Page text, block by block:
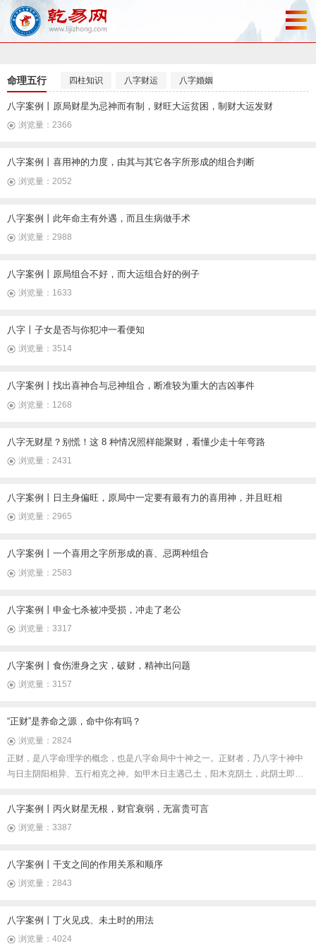
命理五行 四柱知识 八字财运 八字婚姻
八字案例丨原局财星为忌神而有制，财旺大运贫困，制财大运发财
浏览量：2366
八字案例丨喜用神的力度，由其与其它各字所形成的组合判断
浏览量：2052
八字案例丨此年命主有外遇，而且生病做手术
浏览量：2988
八字案例丨原局组合不好，而大运组合好的例子
浏览量：1633
八字丨子女是否与你犯冲一看便知
浏览量：3514
八字案例丨找出喜神合与忌神组合，断准较为重大的吉凶事件
浏览量：1268
八字无财星？别慌！这 8 种情况照样能聚财，看懂少走十年弯路
浏览量：2431
八字案例丨日主身偏旺，原局中一定要有最有力的喜用神，并且旺相
浏览量：2965
八字案例丨一个喜用之字所形成的喜、忌两种组合
浏览量：2583
八字案例丨申金七杀被冲受损，冲走了老公
浏览量：3317
八字案例丨食伤泄身之灾，破财，精神出问题
浏览量：3157
“正财”是养命之源，命中你有吗？
浏览量：2824
正财，是八字命理学的概念，也是八字命局中十神之一。正财者，乃八字十神中
与日主阴阳相异、五行相克之神。如甲木日主遇己土，阳木克阴土，此阴土即为
宅，可耕可守，代表稳定财禄、祖业根基、不动产运，亦为男性妻星、女性父
八字案例丨丙火财星无根，财官衰弱，无富贵可言
浏览量：3387
八字案例丨干支之间的作用关系和顺序
浏览量：2843
八字案例丨丁火见戌、未土时的用法
浏览量：4024